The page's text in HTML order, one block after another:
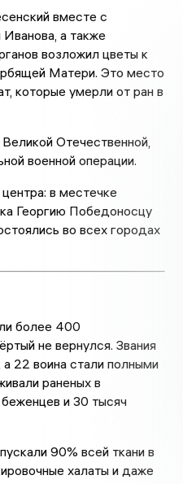
вместе с
а также
возложил цветы к
Матери. Это место
которые умерли от ран в
Отечественной,
военной операции.
в местечке
Георгию Победоносцу
во всех городах
более 400
не вернулся. Звания
22 воина стали полными
раненых в
и 30 тысяч
90% всей ткани в
халаты и даже